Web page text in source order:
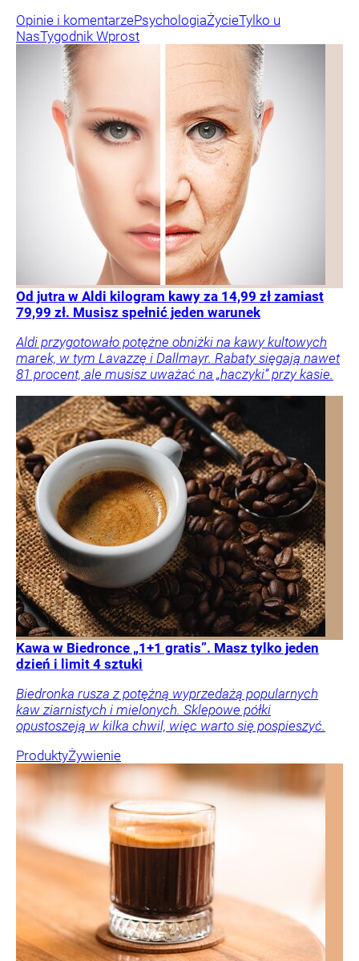
Opinie i komentarzePsychologiaŻycieTylko u
NasTygodnik Wprost
Od jutra w Aldi kilogram kawy za 14,99 zł zamiast
79,99 zł. Musisz spełnić jeden warunek
Aldi przygotowało potężne obniżki na kawy kultowych
marek, w tym Lavazzę i Dallmayr. Rabaty sięgają nawet
81 procent, ale musisz uważać na „haczyki” przy kasie.
Kawa w Biedronce „1+1 gratis”. Masz tylko jeden
dzień i limit 4 sztuki
Biedronka rusza z potężną wyprzedażą popularnych
kaw ziarnistych i mielonych. Sklepowe półki
opustoszeją w kilka chwil, więc warto się pospieszyć.
ProduktyŻywienie